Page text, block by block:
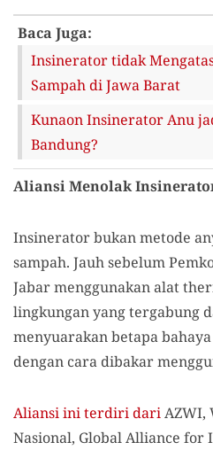
Baca Juga:
Insinerator tidak
Sampah di Jawa Barat
Kunaon Insinerator Anu
Bandung?
Aliansi Menolak
Insinerator bukan metode
sampah. Jauh sebelum
Jabar menggunakan alat
lingkungan yang tergabung
menyuarakan betapa
dengan cara dibakar
Aliansi ini terdiri dariAZWI,
Nasional, Global Alliance